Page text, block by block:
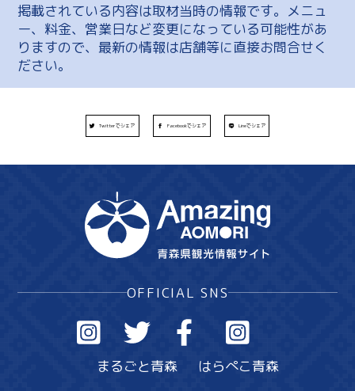
掲載されている内容は取材当時の情報です。メニュ
ー、料金、営業日など変更になっている可能性があ
りますので、最新の情報は店舗等に直接お問合せく
ださい。
Twitterでシェア Facebookでシェア Lineでシェア
OFFICIAL SNS
まるごと青森 はらぺこ青森